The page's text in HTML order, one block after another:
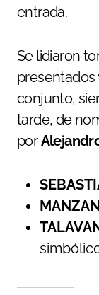
entrada.
Se lidiaron
presentados
conjunto,
tarde, de
por